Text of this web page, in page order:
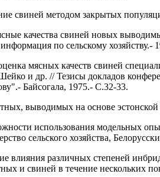
свиней методом закрытых
качества свиней новых
по сельскому хозяйству.-
мясных качеств свиней
и др. // Тезисы докладов
Байсогала, 1975.- С.32-33.
выводимых на основе
использования модельных
сельского хозяйства,
влияния различных степеней
и свиней в течение нескольких